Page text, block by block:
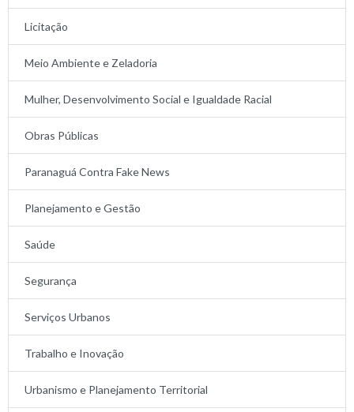
Licitação
Meio Ambiente e Zeladoria
Mulher, Desenvolvimento Social e Igualdade Racial
Obras Públicas
Paranaguá Contra Fake News
Planejamento e Gestão
Saúde
Segurança
Serviços Urbanos
Trabalho e Inovação
Urbanismo e Planejamento Territorial